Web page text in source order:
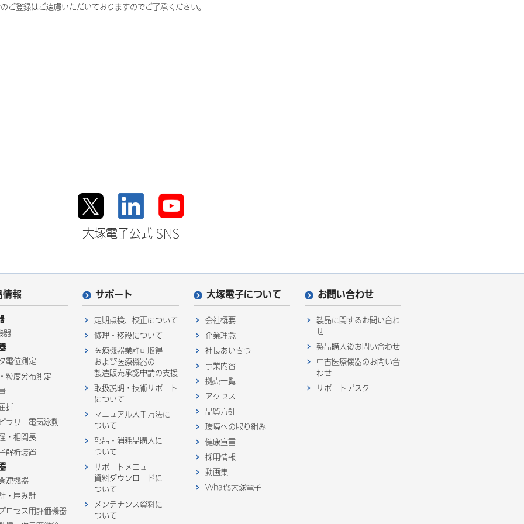
ご登録はご遠慮いただいておりますのでご了承ください。
大塚電子公式 SNS
情報
器
電位測定
粒度分布測定
折
ラリー電気泳動
・相関長
解析装置
連機器
・厚み計
ロセス用評価機器
サポート
定期点検、校正について
修理・移設について
医療機器業許可取得
および医療機器の
製造販売承認申請の支援
取扱説明・技術サポート
について
マニュアル入手方法に
ついて
部品・消耗品購入に
ついて
サポートメニュー
資料ダウンロードに
ついて
メンテナンス資料に
ついて
大塚電子について
会社概要
企業理念
社長あいさつ
事業内容
拠点一覧
アクセス
品質方針
環境への取り組み
健康宣言
採用情報
動画集
What's大塚電子
お問い合わせ
製品に関するお問い合わ
せ
製品購入後お問い合わせ
中古医療機器のお問い合
わせ
サポートデスク